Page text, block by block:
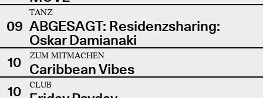
09
TANZ
ABGESAGT: Residenzsharing:
Oskar Damianaki
10
ZUM MITMACHEN
Caribbean Vibes
10
CLUB